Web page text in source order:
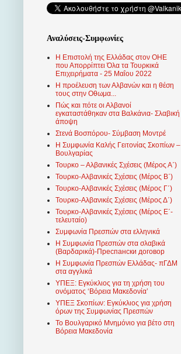
Αναλύσεις-Συμφωνίες
Η Επιστολή της Ελλάδας στον ΟΗΕ
που Απορρίπτει Όλα τα Τουρκικά
Επιχειρήματα - 25 Μαΐου 2022
Η προέλευση των Αλβανών και η θέση
τους στην Οθωμα...
Πώς και πότε οι Αλβανοί
εγκαταστάθηκαν στα Βαλκάνια- Σλαβική
άποψη
Στενά Βοσπόρου- Σύμβαση Μοντρέ
Η Συμφωνία Καλής Γειτονίας Σκοπίων –
Βουλγαρίας
Τουρκο – Αλβανικές Σχέσεις (Mέρος Α΄)
Τουρκο-Αλβανικές Σχέσεις (Μέρος Β΄)
Τουρκο-Αλβανικές Σχέσεις (Μέρος Γ΄)
Τουρκο-Αλβανικές Σχέσεις (Μέρος Δ΄)
Τουρκο-Αλβανικές Σχέσεις (Μέρος Ε΄-
τελευταίο)
Συμφωνία Πρεσπών στα ελληνικά
Η Συμφωνία Πρεσπών στα σλαβικά
(Βαρδαρικά)-Преспански договор
Η Συμφωνία Πρεσπών Ελλάδας- πΓΔΜ
στα αγγλικά
ΥΠΕΞ: Εγκύκλιος για τη χρήση του
ονόματος ‘Βόρεια Μακεδονία’
ΥΠΕΞ Σκοπίων: Εγκύκλιος για χρήση
όρων της Συμφωνίας Πρεσπών
Το Βουλγαρικό Μνημόνιο για βέτο στη
Βόρεια Μακεδονία